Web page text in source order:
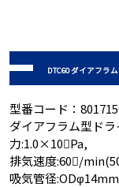
DTC60 ダイアフラ
型番コード：
ダイアフラム型ド
力:1.0×10Pa,
排気速度:60/
吸気管径